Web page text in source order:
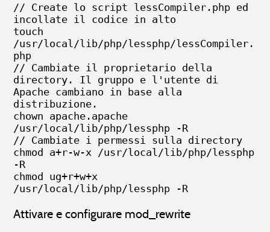
// Create lo script lessCompiler.php ed
incollate il codice in alto
touch
/usr/local/lib/php/lessphp/lessCompiler.
php
// Cambiate il proprietario della
directory. Il gruppo e l'utente di
Apache cambiano in base alla
distribuzione.
chown apache.apache
/usr/local/lib/php/lessphp -R
// Cambiate i permessi sulla directory
chmod a+r-w-x /usr/local/lib/php/lessphp
-R
chmod ug+r+w+x
/usr/local/lib/php/lessphp -R
Attivare e configurare mod_rewrite